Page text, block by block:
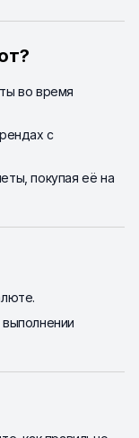
во время
с
покупая её на